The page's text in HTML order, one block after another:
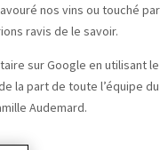
nos vins ou touché par
ravis de le savoir.
sur Google en utilisant le
la part de toute l’équipe du
Audemard.